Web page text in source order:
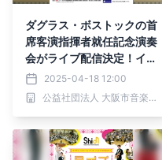
ダグラス・ボストックの首
席客演指揮者就任記念演奏
会がライブ配信決定！イギ
リスを代表する作曲家エド
ワード・グレグソンの作品
をお届けする「第160回定
ご鑑賞ください。
2025-04-18 12:00
公益社団法人 大阪市音楽団